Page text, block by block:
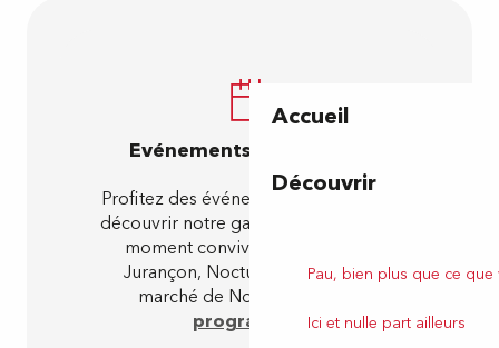
Accueil
Découvrir
Pau, bien plus que ce
Ici et nulle part ailleurs
Evénements gourmands
Profitez des événements palois pour
découvrir notre gastronomie dans un
moment convivial : Terrasse du
Jurançon, Nocturnes aux halles,
marché de Noël… Suivez le
programme